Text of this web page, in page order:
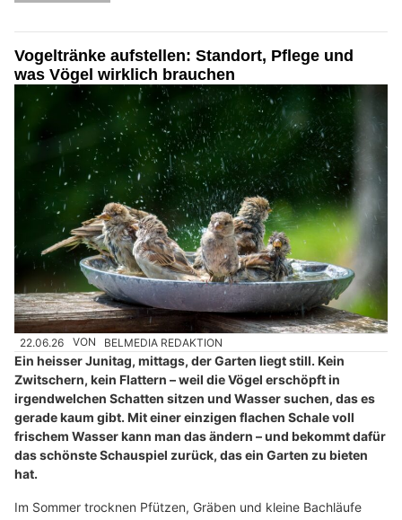
Vogeltränke aufstellen: Standort, Pflege und
was Vögel wirklich brauchen
22.06.26 VON BELMEDIA REDAKTION
Ein heisser Junitag, mittags, der Garten liegt still. Kein
Zwitschern, kein Flattern – weil die Vögel erschöpft in
irgendwelchen Schatten sitzen und Wasser suchen, das es
gerade kaum gibt. Mit einer einzigen flachen Schale voll
frischem Wasser kann man das ändern – und bekommt dafür
das schönste Schauspiel zurück, das ein Garten zu bieten
hat.
Im Sommer trocknen Pfützen, Gräben und kleine Bachläufe